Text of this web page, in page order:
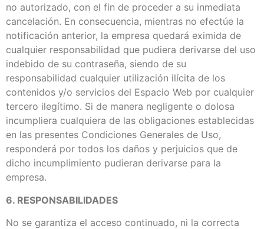
no autorizado, con el fin de proceder a su inmediata
cancelación. En consecuencia, mientras no efectúe la
notificación anterior, la empresa quedará eximida de
cualquier responsabilidad que pudiera derivarse del uso
indebido de su contraseña, siendo de su
responsabilidad cualquier utilización ilícita de los
contenidos y/o servicios del Espacio Web por cualquier
tercero ilegítimo. Si de manera negligente o dolosa
incumpliera cualquiera de las obligaciones establecidas
en las presentes Condiciones Generales de Uso,
responderá por todos los daños y perjuicios que de
dicho incumplimiento pudieran derivarse para la
empresa.
6. RESPONSABILIDADES
No se garantiza el acceso continuado, ni la correcta